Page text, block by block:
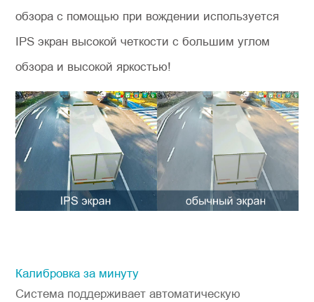
обзора с помощью при вождении используется
IPS экран высокой четкости с большим углом
обзора и высокой яркостью!
Калибровка за минуту
Система поддерживает автоматическую